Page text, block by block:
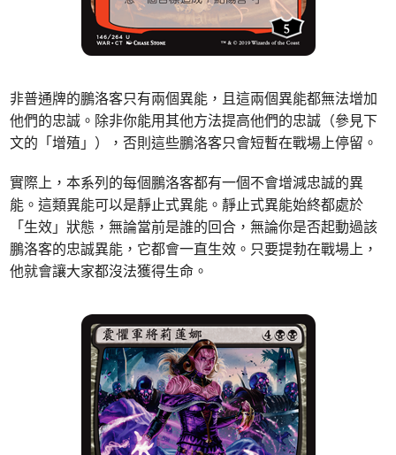
非普通牌的鵬洛客只有兩個異能，且這兩個異能都無法增加
他們的忠誠。除非你能用其他方法提高他們的忠誠（參見下
文的「增殖」），否則這些鵬洛客只會短暫在戰場上停留。
實際上，本系列的每個鵬洛客都有一個不會增減忠誠的異
能。這類異能可以是靜止式異能。靜止式異能始終都處於
「生效」狀態，無論當前是誰的回合，無論你是否起動過該
鵬洛客的忠誠異能，它都會一直生效。只要提勃在戰場上，
他就會讓大家都沒法獲得生命。